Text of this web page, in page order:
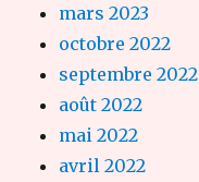
mars 2023
octobre 2022
septembre 2022
août 2022
mai 2022
avril 2022